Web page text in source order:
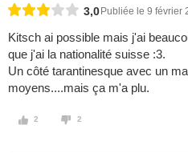
3,0 Publiée le 9 février
Kitsch ai possible mais j'ai
que j'ai la nationalité suisse :3.
Un côté tarantinesque avec un
moyens....mais ça m'a plu.
2 2